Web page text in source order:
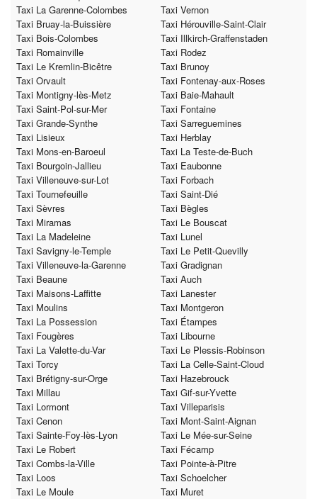
Taxi La Garenne-Colombes
Taxi Vernon
Taxi Bruay-la-Buissière
Taxi Hérouville-Saint-Clair
Taxi Bois-Colombes
Taxi Illkirch-Graffenstaden
Taxi Romainville
Taxi Rodez
Taxi Le Kremlin-Bicêtre
Taxi Brunoy
Taxi Orvault
Taxi Fontenay-aux-Roses
Taxi Montigny-lès-Metz
Taxi Baie-Mahault
Taxi Saint-Pol-sur-Mer
Taxi Fontaine
Taxi Grande-Synthe
Taxi Sarreguemines
Taxi Lisieux
Taxi Herblay
Taxi Mons-en-Baroeul
Taxi La Teste-de-Buch
Taxi Bourgoin-Jallieu
Taxi Eaubonne
Taxi Villeneuve-sur-Lot
Taxi Forbach
Taxi Tournefeuille
Taxi Saint-Dié
Taxi Sèvres
Taxi Bègles
Taxi Miramas
Taxi Le Bouscat
Taxi La Madeleine
Taxi Lunel
Taxi Savigny-le-Temple
Taxi Le Petit-Quevilly
Taxi Villeneuve-la-Garenne
Taxi Gradignan
Taxi Beaune
Taxi Auch
Taxi Maisons-Laffitte
Taxi Lanester
Taxi Moulins
Taxi Montgeron
Taxi La Possession
Taxi Étampes
Taxi Fougères
Taxi Libourne
Taxi La Valette-du-Var
Taxi Le Plessis-Robinson
Taxi Torcy
Taxi La Celle-Saint-Cloud
Taxi Brétigny-sur-Orge
Taxi Hazebrouck
Taxi Millau
Taxi Gif-sur-Yvette
Taxi Lormont
Taxi Villeparisis
Taxi Cenon
Taxi Mont-Saint-Aignan
Taxi Sainte-Foy-lès-Lyon
Taxi Le Mée-sur-Seine
Taxi Le Robert
Taxi Fécamp
Taxi Combs-la-Ville
Taxi Pointe-à-Pitre
Taxi Loos
Taxi Schoelcher
Taxi Le Moule
Taxi Muret